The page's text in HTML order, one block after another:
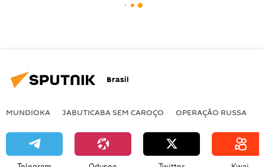
Brasil
MUNDIOKA JABUTICABA SEM CAROÇO OPERAÇÃO RUSSA